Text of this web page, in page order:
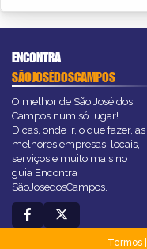
ENCONTRA
SÃOJOSÉDOSCAMPOS
O melhor de São José dos
Campos num só lugar!
Dicas, onde ir, o que fazer, as
melhores empresas, locais,
serviços e muito mais no
guia Encontra
SãoJosédosCampos.
Termos|